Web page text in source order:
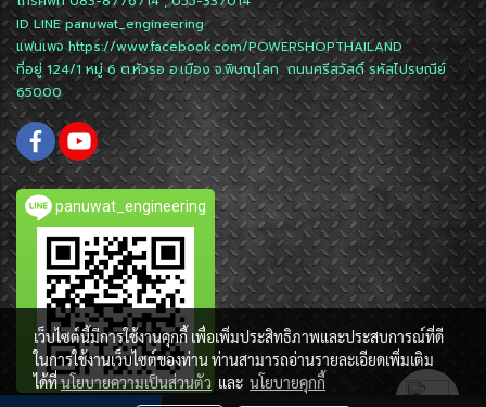
ID LINEpanuwat_engineering
แฟนเพจhttps://www.facebook.com/POWERSHOPTHAILAND
ที่อยู่ 124/1 หมู่ 6 ต.หัวรอ อ.เมือง จ.พิษณุโลก ถนนศรีสวัสดิ์ รหัสไปรษณีย์
65000
panuwat_engineering
เว็บไซต์นี้มีการใช้งานคุกกี้ เพื่อเพิ่มประสิทธิภาพและประสบการณ์ที่ดี
ในการใช้งานเว็บไซต์ของท่าน ท่านสามารถอ่านรายละเอียดเพิ่มเติม
ได้ที่นโยบายความเป็นส่วนตัว และ นโยบายคุกกี้